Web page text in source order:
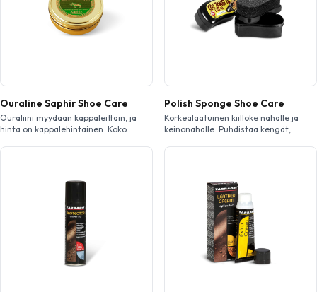
Ouraline Saphir Shoe Care
Ouraliini myydään kappaleittain, ja
hinta on kappalehintainen. Koko
ilaukseen merkitään 12.
Polish Sponge Shoe Care
Korkealaatuinen kiilloke nahalle ja
keinonahalle. Puhdistaa kengät,